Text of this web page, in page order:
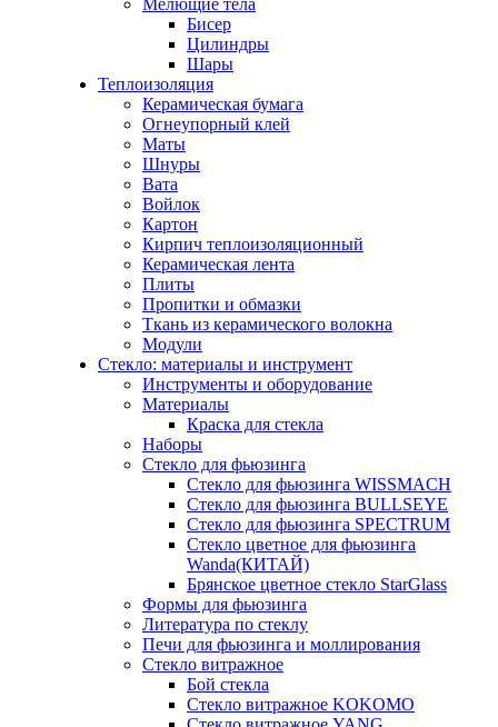
Мелющие тела
Бисер
Цилиндры
Шары
Теплоизоляция
Керамическая бумага
Огнеупорный клей
Маты
Шнуры
Вата
Войлок
Картон
Кирпич теплоизоляционный
Керамическая лента
Плиты
Пропитки и обмазки
Ткань из керамического волокна
Модули
Стекло: материалы и инструмент
Инструменты и оборудование
Материалы
Краска для стекла
Наборы
Стекло для фьюзинга
Стекло для фьюзинга WISSMACH
Стекло для фьюзинга BULLSEYE
Стекло для фьюзинга SPECTRUM
Стекло цветное для фьюзинга
Wanda(КИТАЙ)
Брянское цветное стекло StarGlass
Формы для фьюзинга
Литература по стеклу
Печи для фьюзинга и моллирования
Стекло витражное
Бой стекла
Стекло витражное KOKOMO